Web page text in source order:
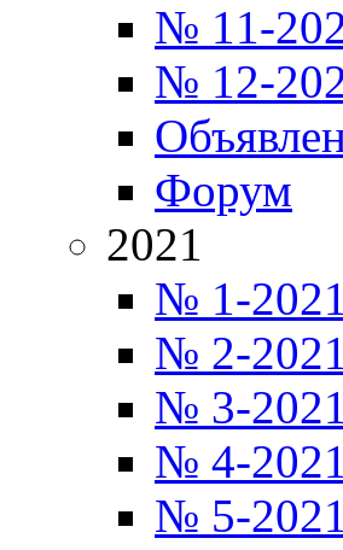
№ 11-
№ 12-
Форум
2021
№ 1-2021
№ 2-2021
№ 3-2021
№ 4-2021
№ 5-2021